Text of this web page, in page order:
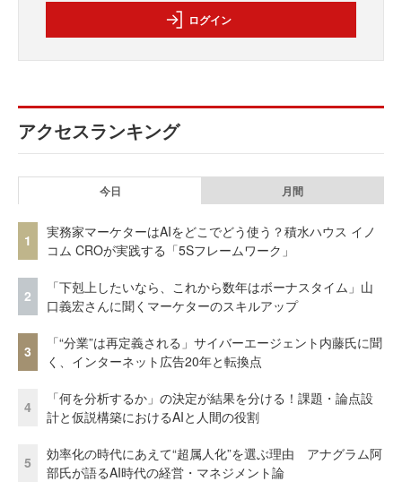
ログイン
アクセスランキング
今日 月間
1
実務家マーケターはAIをどこでどう使う？積水ハウス イノ
コム CROが実践する「5Sフレームワーク」
2
「下剋上したいなら、これから数年はボーナスタイム」山
口義宏さんに聞くマーケターのスキルアップ
3
「“分業”は再定義される」サイバーエージェント内藤氏に聞
く、インターネット広告20年と転換点
4
「何を分析するか」の決定が結果を分ける！課題・論点設
計と仮説構築におけるAIと人間の役割
5
効率化の時代にあえて“超属人化”を選ぶ理由 アナグラム阿
部氏が語るAI時代の経営・マネジメント論